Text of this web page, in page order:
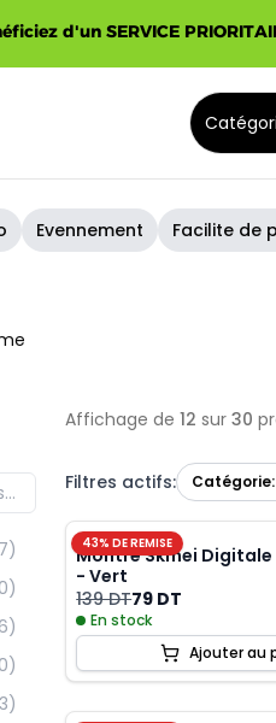
d'un SERVICE
Evennement Facilite de
)
)
)
)
)
Affichage de12 sur 30
Filtres actifs: Catégorie:
43% DE REMISE
Montre Skmei Digitale
- Vert
139 DT79 DT
En stock
Ajouter au